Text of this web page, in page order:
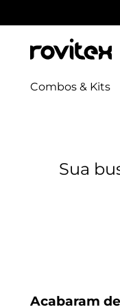
Combos & Kits
Acabaram